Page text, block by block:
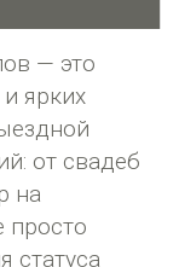
— это
и ярких
от свадеб
на
просто
статуса